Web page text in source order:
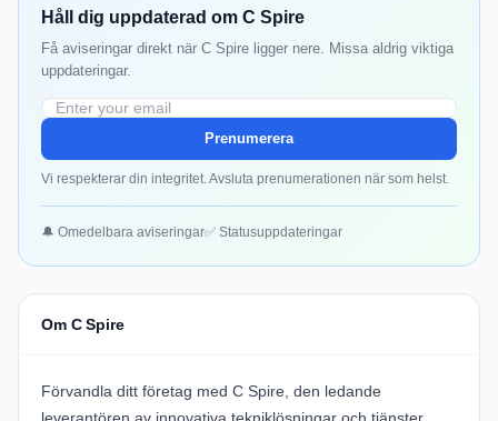
Håll dig uppdaterad om C Spire
Få aviseringar direkt när C Spire ligger nere. Missa aldrig viktiga
uppdateringar.
Prenumerera
Vi respekterar din integritet. Avsluta prenumerationen när som helst.
🔔 Omedelbara aviseringar✅ Statusuppdateringar
Om C Spire
Förvandla ditt företag med C Spire, den ledande